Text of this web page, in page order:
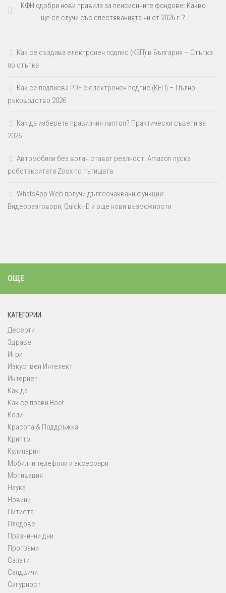
КФН одобри нови правила за пенсионните фондове: Какво
ще се случи със спестяванията ни от 2026 г.?
Как се създава електронен подпис (КЕП) в България – Стъпка
по стъпка
Как се подписва PDF с електронен подпис (КЕП) – Пълно
ръководство 2026
Как да изберете правилния лаптоп? Практически съвети за
2026
Автомобили без волан стават реалност: Amazon пуска
роботакситата Zoox по пътищата
WhatsApp Web получи дългоочаквани функции:
Видеоразговори, QuickHD и още нови възможности
ОЩЕ
КАТЕГОРИИ
Десерти
Здраве
Игри
Изкуствен Интелект
Интернет
Как да
Как се прави Boot
Коли
Красота & Поддръжка
Крипто
Кулинария
Мобилни телефони и аксесоари
Мотивация
Наука
Новини
Питиета
Плодове
Празнични дни
Програми
Салати
Сандвичи
Сигурност